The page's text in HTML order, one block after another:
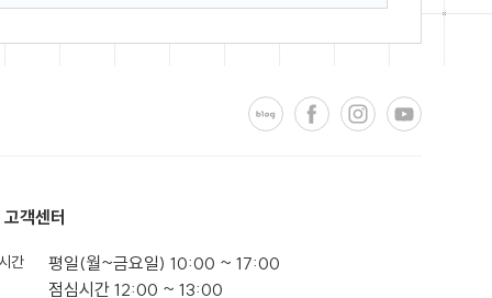
고객센터
간
평일(월~금요일) 10:00 ~ 17:00
점심시간 12:00 ~ 13:00